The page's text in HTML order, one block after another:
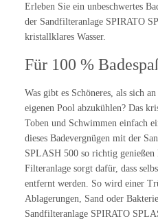
Erleben Sie ein unbeschwertes
der Sandfilteranlage SPIRATO
kristallklares Wasser.
Für 100 %
Was gibt es Schöneres, als sich
eigenen Pool abzukühlen? Das
Toben und Schwimmen einfach
dieses Badevergnügen mit der
SPLASH 500 so richtig genießen
Filteranlage sorgt dafür, dass
entfernt werden. So wird einer
Ablagerungen, Sand oder
Sandfilteranlage SPIRATO